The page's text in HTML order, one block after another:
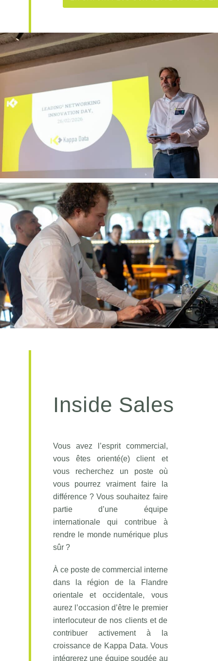
Inside Sales
Vous avez l’esprit commercial,
vous êtes orienté(e) client et
vous recherchez un poste où
vous pourrez vraiment faire la
différence ? Vous souhaitez faire
partie d’une équipe
internationale qui contribue à
rendre le monde numérique plus
sûr ?
À ce poste de commercial interne
dans la région de la Flandre
orientale et occidentale, vous
aurez l’occasion d’être le premier
interlocuteur de nos clients et de
contribuer activement à la
croissance de Kappa Data. Vous
intégrerez une équipe soudée au